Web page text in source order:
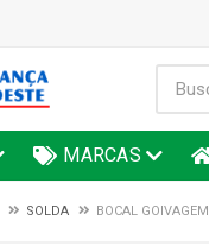
MARCAS
SOLDA BOCAL